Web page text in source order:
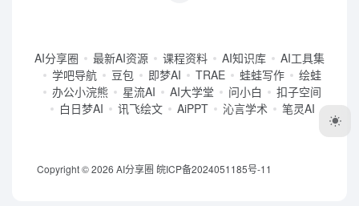
AI分享圈 最新AI资源 课程资料 AI知识库
AI工具集
学吧导航
豆包 即梦AI TRAE 蛙蛙写作
绘蛙
办公小浣熊
星流AI AI大学堂 问小白
扣子空间
白日梦AI
讯飞绘文 AiPPT 沁言学术 笔灵AI
Copyright © 2026 AI分享圈 皖ICP备2024051185号-11